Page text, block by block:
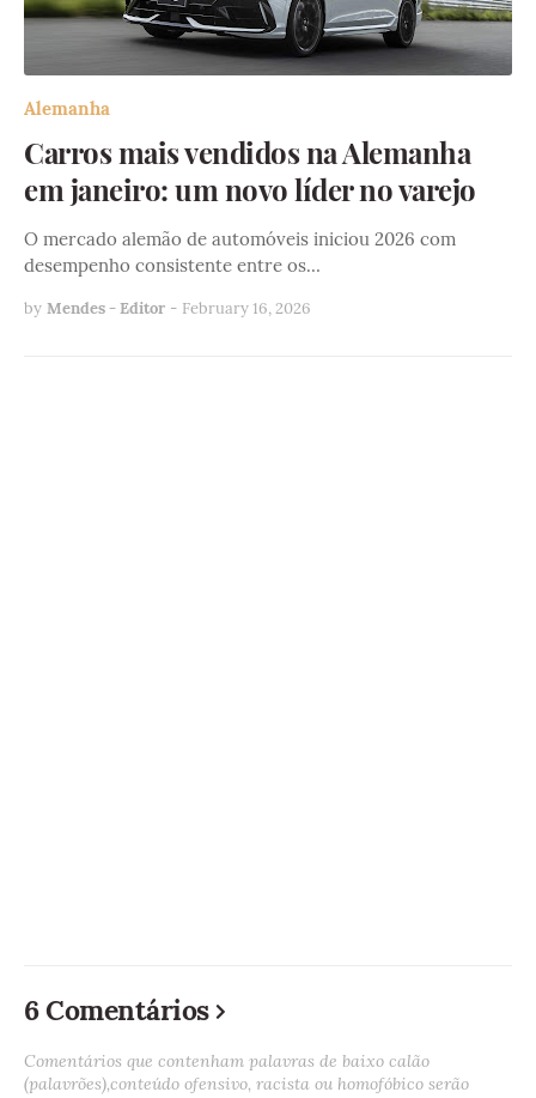
Alemanha
Carros mais vendidos na Alemanha
em janeiro: um novo líder no varejo
O mercado alemão de automóveis iniciou 2026 com
desempenho consistente entre os…
by Mendes - Editor - February 16, 2026
6 Comentários
Comentários que contenham palavras de baixo calão
(palavrões),conteúdo ofensivo, racista ou homofóbico serão